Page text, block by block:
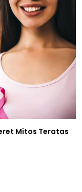
Mitos Teratas